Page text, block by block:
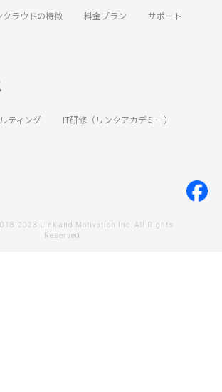
クラウドの特徴 料金プラン サポート
ティング IT研修（リンクアカデミー）
2023 Link and Motivation Inc. All Rights
Reserved